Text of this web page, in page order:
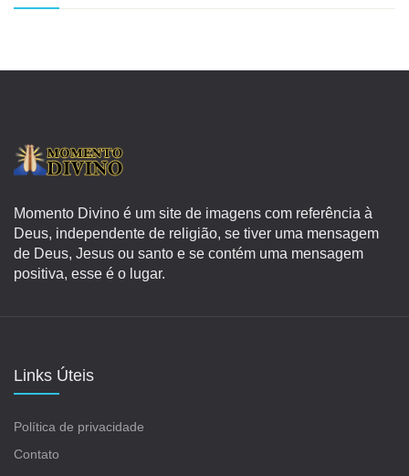
Momento Divino é um site de imagens com referência à
Deus, independente de religião, se tiver uma mensagem
de Deus, Jesus ou santo e se contém uma mensagem
positiva, esse é o lugar.
Links Úteis
Política de privacidade
Contato